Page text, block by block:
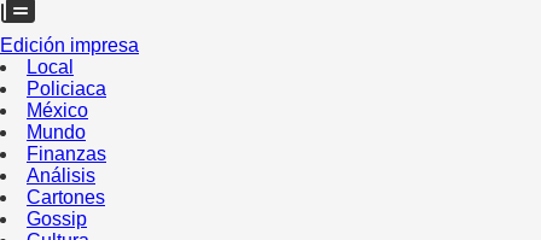
Edición impresa
Local
Policiaca
México
Mundo
Finanzas
Análisis
Cartones
Gossip